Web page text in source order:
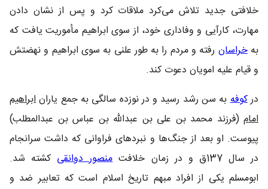
خلافتی جدید تلاش می‌کرد ملاقات کرد و پس از نشان دادن
مهارت، کارآیی و وفاداری خود، از سوی ابراهیم مأموریت یافت که
بهخراسان رفته و مردم را به طور علنی به سوی ابراهیم و نهضتش
و قیام علیه امویان دعوت کند.
درکوفهبه سن رشد رسید و در نوزده سالگی به جمع یارانابراهیم
امام (فرزند محمد بن علی بن عبدالله بن عباس بن عبدالمطلب‏)
پیوست. او بعد از جنگ‌ها و نبردهای فراوانی که داشت سرانجام
در سال 137ق و در زمان خلافت
منصور دوانقی کشته شد.
ابومسلم یکی از افراد مبهم تاریخ اسلام است که تعابیر ضد و